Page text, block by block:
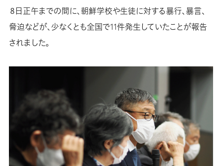
８日正午までの間に、朝鮮学校や生徒に対する暴行、暴言、
脅迫などが、少なくとも全国で11件発生していたことが報告
されました。